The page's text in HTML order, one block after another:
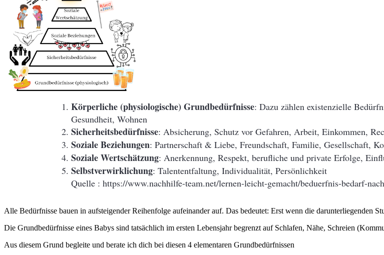
Körperliche (physiologische) Grundbedürfnisse: Dazu zählen existenzielle
Gesundheit, Wohnen
Sicherheitsbedürfnisse: Absicherung, Schutz vor Gefahren, Arbeit, Einkommen,
Soziale Beziehungen: Partnerschaft & Liebe, Freundschaft, Familie, Gesellschaft,
Soziale Wertschätzung: Anerkennung, Respekt, berufliche und private Erfolge,
Selbstverwirklichung: Talententfaltung, Individualität, Persönlichkeit
Quelle : https://www.nachhilfe-team.net/lernen-leicht-gemacht/beduerfnis-bedarf-
Alle Bedürfnisse bauen in aufsteigender Reihenfolge aufeinander auf. Das bedeutet: Erst wenn die darunterliegenden
Die Grundbedürfnisse eines Babys sind tatsächlich im ersten Lebensjahr begrenzt auf Schlafen, Nähe, Schreien
Aus diesem Grund begleite und berate ich dich bei diesen 4 elementaren Grundbedürfnissen